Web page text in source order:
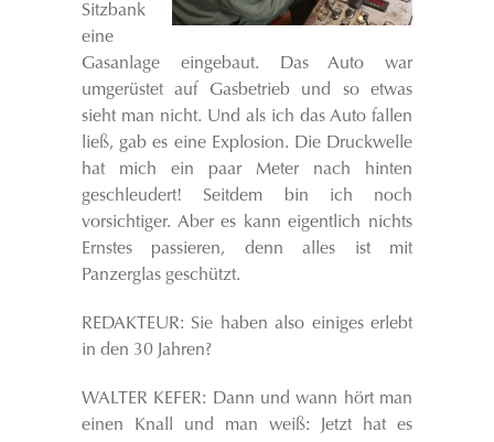
Sitzbank
eine
Gasanlage eingebaut. Das Auto war
umgerüstet auf Gasbetrieb und so etwas
sieht man nicht. Und als ich das Auto fallen
ließ, gab es eine Explosion. Die Druckwelle
hat mich ein paar Meter nach hinten
geschleudert! Seitdem bin ich noch
vorsichtiger. Aber es kann eigentlich nichts
Ernstes passieren, denn alles ist mit
Panzerglas geschützt.
REDAKTEUR: Sie haben also einiges erlebt
in den 30 Jahren?
WALTER KEFER: Dann und wann hört man
einen Knall und man weiß: Jetzt hat es